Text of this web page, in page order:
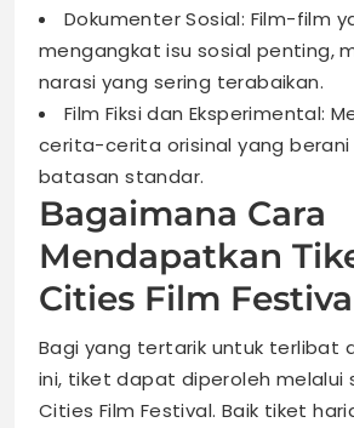
Dokumenter Sosial: Film-film
mengangkat isu sosial penting,
narasi yang sering terabaikan.
Film Fiksi dan Eksperimental:
cerita-cerita orisinal yang
batasan standar.
Bagaimana Cara
Mendapatkan
Cities Film
Bagi yang tertarik untuk terlibat
ini, tiket dapat diperoleh melalui
Cities Film Festival. Baik tiket